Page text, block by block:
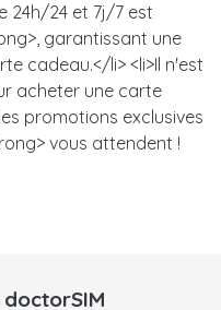
24h/24 et 7j/7 est
garantissant une
cadeau.</li> <li>Il n'est
acheter une carte
promotions exclusives
vous attendent !